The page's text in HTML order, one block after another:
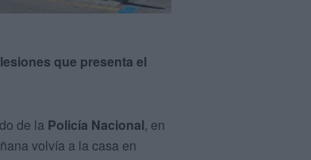
lesiones que presenta el
de la Policía Nacional, en
volvía a la casa en